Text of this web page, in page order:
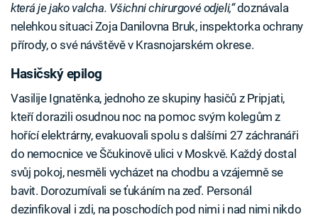
která je jako valcha. Všichni chirurgové odjeli,“doznávala
nelehkou situaci Zoja Danilovna Bruk, inspektorka ochrany
přírody, o své návštěvě v Krasnojarském okrese.
Hasičský epilog
Vasilije Ignatěnka, jednoho ze skupiny hasičů z Pripjati,
kteří dorazili osudnou noc na pomoc svým kolegům z
hořící elektrárny, evakuovali spolu s dalšími 27 záchranáři
do nemocnice ve Ščukinově ulici v Moskvě. Každý dostal
svůj pokoj, nesměli vycházet na chodbu a vzájemně se
bavit. Dorozumívali se ťukáním na zeď. Personál
dezinfikoval i zdi, na poschodích pod nimi i nad nimi nikdo